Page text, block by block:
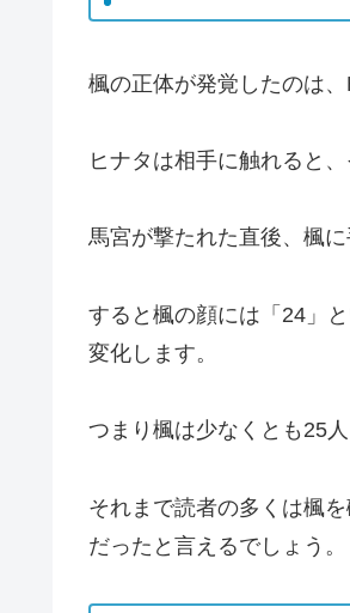
楓の正体が発覚したのは
ヒナタは相手に触れると
馬宮が撃たれた直後、楓
すると楓の顔には「24」
変化します。
つまり楓は少なくとも25
それまで読者の多くは楓
だったと言えるでしょう。